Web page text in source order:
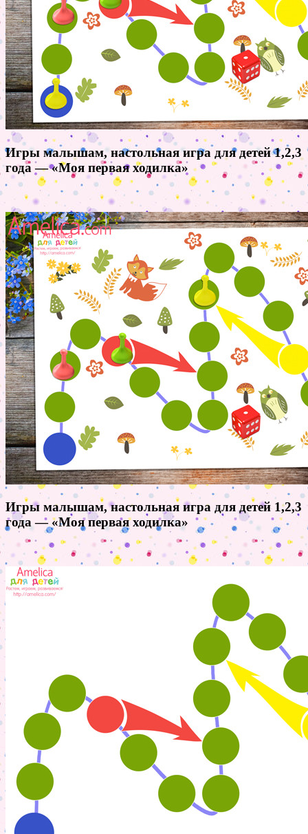
Игры малышам, настольная игра для детей 1,2,3
года — «Моя первая ходилка»
Игры малышам, настольная игра для детей 1,2,3
года — «Моя первая ходилка»